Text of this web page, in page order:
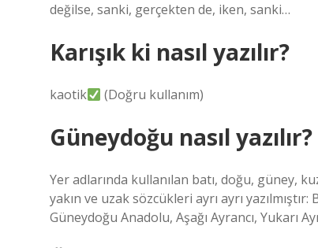
değilse, sanki, gerçekten de, iken, sanki…
Karışık ki nasıl yazılır?
kaotik (Doğru kullanım)
Güneydoğu nasıl yazılır?
Yer adlarında kullanılan batı, doğu, güney,
yakın ve uzak sözcükleri ayrı ayrı
Güneydoğu Anadolu, Aşağı Ayrancı, Yukarı